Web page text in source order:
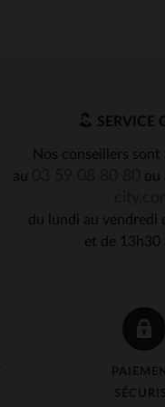
SERVICE
Nos conseillers
au
ou
du lundi au vendredi
et de 13h30